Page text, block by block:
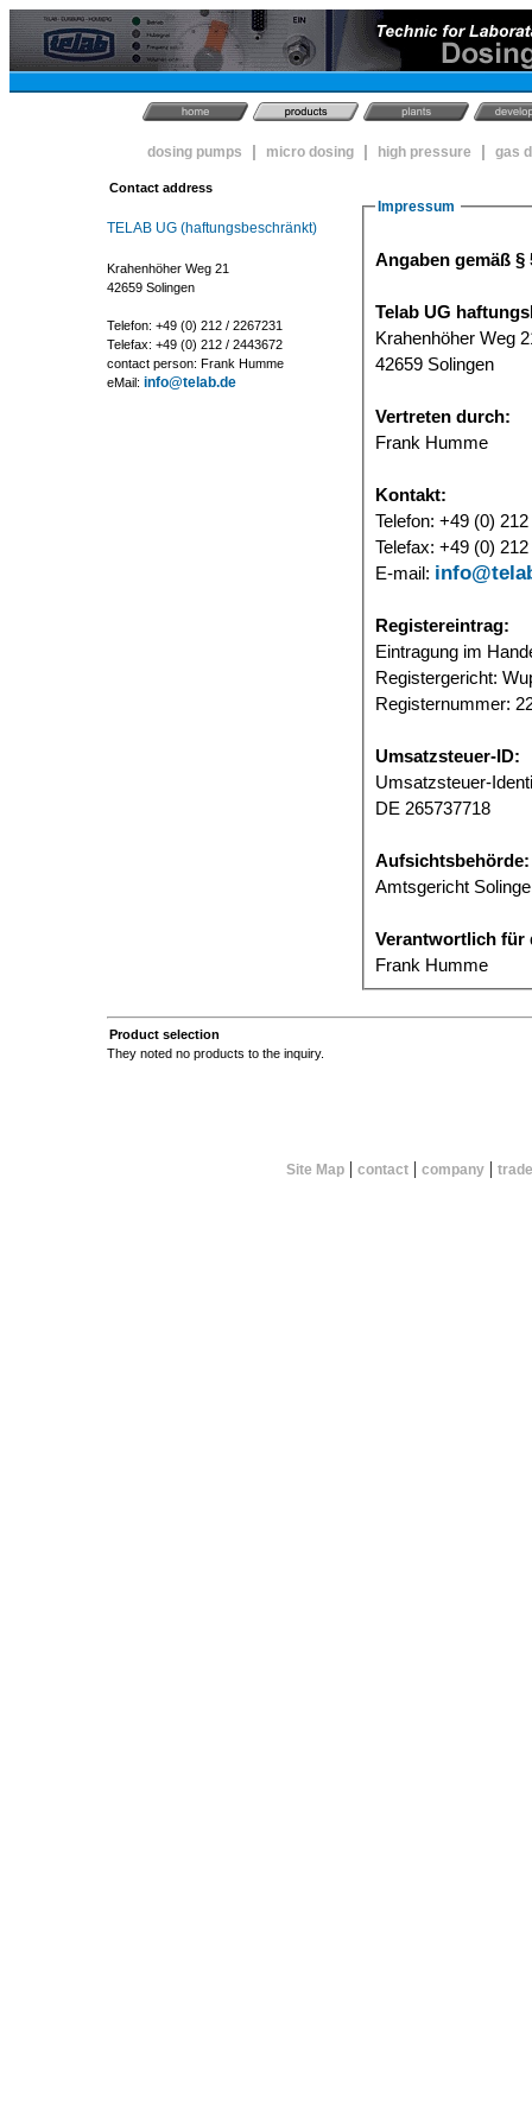
dosing pumps | micro dosing | high pressure | gas
Contact address
TELAB UG (haftungsbeschränkt)
Krahenhöher Weg 21
42659 Solingen
Telefon: +49 (0) 212 / 2267231
Telefax: +49 (0) 212 / 2443672
contact person: Frank Humme
eMail: info@telab.de
Impressum
Angaben gemäß §
Telab UG
Krahenhöher Weg
42659 Solingen
Vertreten durch:
Frank Humme
Kontakt:
Telefon: +49 (0)
Telefax: +49 (0)
E-mail:
Registereintrag:
Eintragung im
Registergericht:
Registernummer:
Umsatzsteuer-ID:
Umsatzsteuer-
DE 265737718
Aufsichtsbehörde:
Amtsgericht
Verantwortlich für
Frank Humme
Product selection
They noted no products to the inquiry.
Site Map |contact |company |